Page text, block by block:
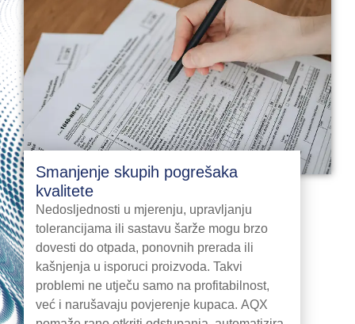
Smanjenje skupih pogrešaka
kvalitete
Nedosljednosti u mjerenju, upravljanju
tolerancijama ili sastavu šarže mogu brzo
dovesti do otpada, ponovnih prerada ili
kašnjenja u isporuci proizvoda. Takvi
problemi ne utječu samo na profitabilnost,
već i narušavaju povjerenje kupaca. AQX